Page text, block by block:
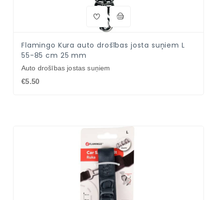
Flamingo Kura auto drošības josta suņiem L
55-85 cm 25 mm
Auto drošības jostas suņiem
€5.50